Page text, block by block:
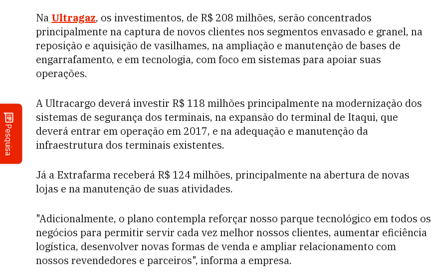
Pesquisa
Na Ultragaz, os investimentos, de R$ 208 milhões, serão concentrados
principalmente na captura de novos clientes nos segmentos envasado e granel, na
reposição e aquisição de vasilhames, na ampliação e manutenção de bases de
engarrafamento, e em tecnologia, com foco em sistemas para apoiar suas
operações.
A Ultracargo deverá investir R$ 118 milhões principalmente na modernização dos
sistemas de segurança dos terminais, na expansão do terminal de Itaqui, que
deverá entrar em operação em 2017, e na adequação e manutenção da
infraestrutura dos terminais existentes.
Já a Extrafarma receberá R$ 124 milhões, principalmente na abertura de novas
lojas e na manutenção de suas atividades.
"Adicionalmente, o plano contempla reforçar nosso parque tecnológico em todos os
negócios para permitir servir cada vez melhor nossos clientes, aumentar eficiência
logística, desenvolver novas formas de venda e ampliar relacionamento com
nossos revendedores e parceiros", informa a empresa.